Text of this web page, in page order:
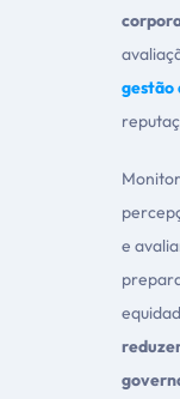
gestão
e